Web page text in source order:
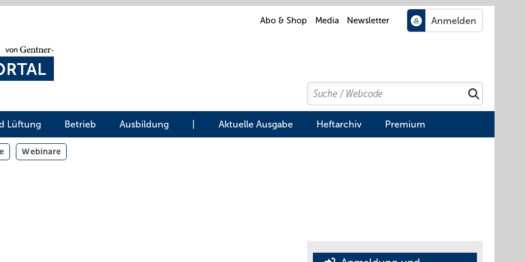
Abo & Shop Media Newsletter
Search
Suchen
Lüftung Betrieb Ausbildung Aktuelle Ausgabe Heftarchiv Premium
Webinare